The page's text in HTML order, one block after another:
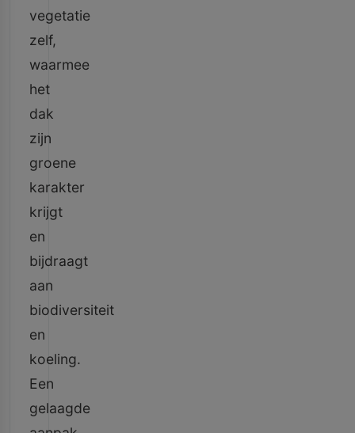
vegetatie
zelf,
waarmee
het
dak
zijn
groene
karakter
krijgt
en
bijdraagt
aan
biodiversiteit
en
koeling.
Een
gelaagde